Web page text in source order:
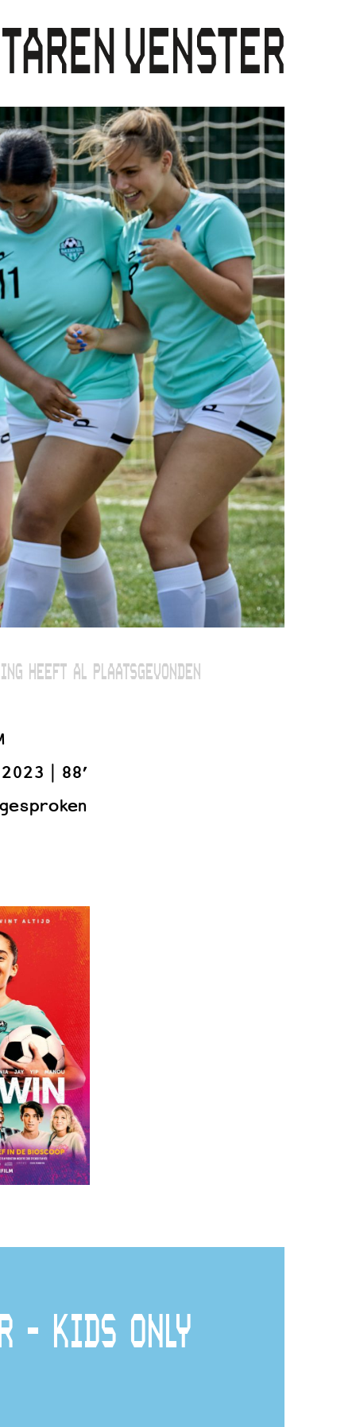
HEEFT AL PLAATSGEVONDEN
2023
88’
- KIDS ONLY